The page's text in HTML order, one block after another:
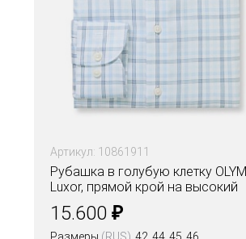
Артикул: 10861911
Рубашка в голубую клетку
Luxor, прямой крой на высокий
рост
15.600 ₽